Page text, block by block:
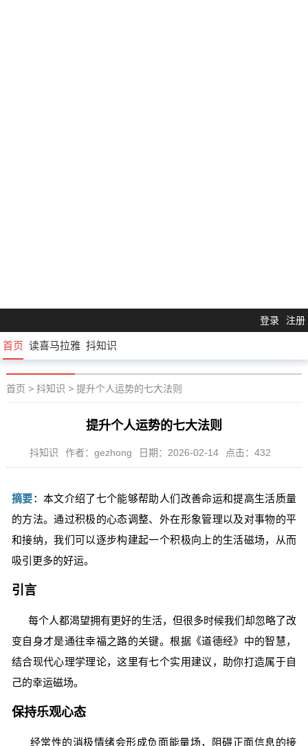
登录 注册
首页 读喜马拉雅 抖知识
首页 > 抖知识 > 提升个人运势的七大法则
提升个人运势的七大法则
抖知识 作者：gezhong 日期：2026-02-14 点击：432
摘要：本文介绍了七个能够帮助人们改善命运和提高生活质量
的方法。通过积极的心态调整、外在形象管理以及对事物的平
和接纳，我们可以逐步构建起一个积极向上的生活磁场，从而
吸引更多的好运。
引言
每个人都渴望拥有更好的生活，但很多时候我们却忽略了改
变自身才是通往幸福之路的关键。根据《道德经》中的智慧，
结合现代心理学理论，这里有七个实用建议，助你打造属于自
己的幸运磁场。
保持乐观心态
经常性的消极情绪会形成负面能量场，阻碍正面信息的接